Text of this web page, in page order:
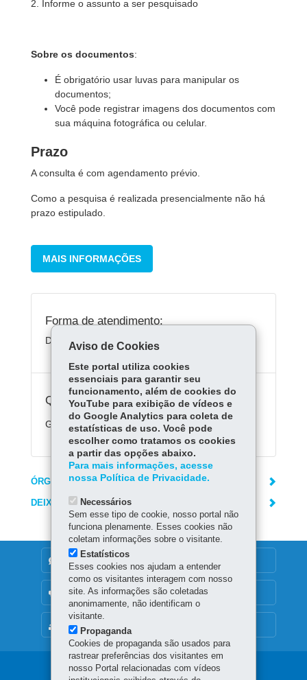
2. Informe o assunto a ser pesquisado
Sobre os documentos:
É obrigatório usar luvas para manipular os
documentos;
Você pode registrar imagens dos documentos com
sua máquina fotográfica ou celular.
Prazo
A consulta é com agendamento prévio.
Como a pesquisa é realizada presencialmente não há
prazo estipulado.
MAIS INFORMAÇÕES
Forma de atendimento:
Diferentes meios
Quanto custa:
Gratuito
ÓRGÃO RESPONSÁVEL
DEIXE SUA OPINIÃO
MAPA DO SITE
DENUNCIE CORRUPÇÃO
OUVIDORIA
Aviso de Cookies
Este portal utiliza cookies
essenciais para garantir seu
funcionamento, além de cookies do
YouTube para exibição de vídeos e
do Google Analytics para coleta de
estatísticas de uso. Você pode
escolher como tratamos os cookies
a partir das opções abaixo.
Para mais informações, acesse
nossa Política de Privacidade.
Necessários
Sem esse tipo de cookie, nosso portal não
funciona plenamente. Esses cookies não
coletam informações sobre o visitante.
Estatísticos
Esses cookies nos ajudam a entender
como os visitantes interagem com nosso
site. As informações são coletadas
anonimamente, não identificam o
visitante.
Propaganda
Cookies de propaganda são usados para
rastrear preferências dos visitantes em
nosso Portal relacionadas com vídeos